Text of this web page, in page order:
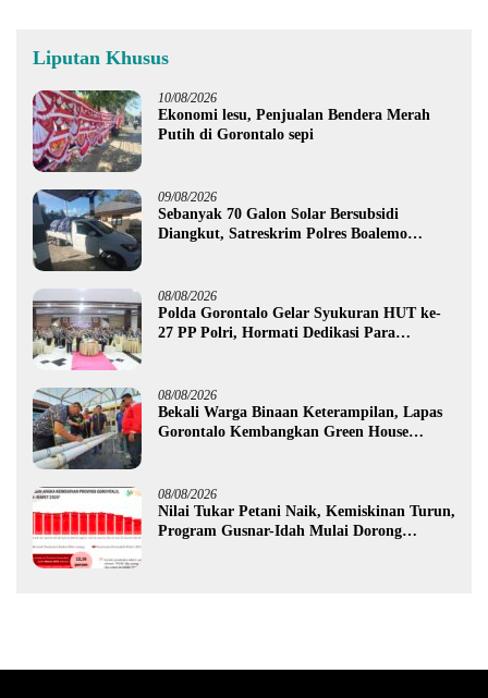
Liputan Khusus
10/08/2026
Ekonomi lesu, Penjualan Bendera Merah
Putih di Gorontalo sepi
09/08/2026
Sebanyak 70 Galon Solar Bersubsidi
Diangkut, Satreskrim Polres Boalemo
08/08/2026
Polda Gorontalo Gelar Syukuran HUT ke-
27 PP Polri, Hormati Dedikasi Para
08/08/2026
Bekali Warga Binaan Keterampilan, Lapas
Gorontalo Kembangkan Green House
08/08/2026
Nilai Tukar Petani Naik, Kemiskinan Turun,
Program Gusnar-Idah Mulai Dorong